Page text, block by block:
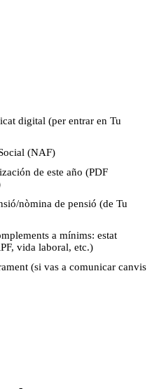
digital (per entrar en Tu
(NAF)
de este año (PDF
nòmina de pensió (de Tu
a mínims: estat
vida laboral, etc.)
(si vas a comunicar canvis